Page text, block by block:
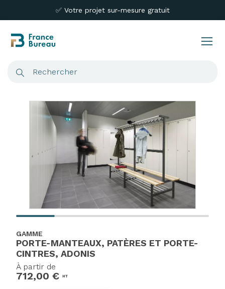
✅ Votre projet sur-mesure gratuit
GAMME
PORTE-MANTEAUX, PATÈRES ET PORTE-
CINTRES, ADONIS
À partir de
712,00 € HT